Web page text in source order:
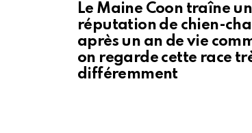
Le Maine Coon traîne
réputation de chien-
après un an de vie
on regarde cette race
différemment